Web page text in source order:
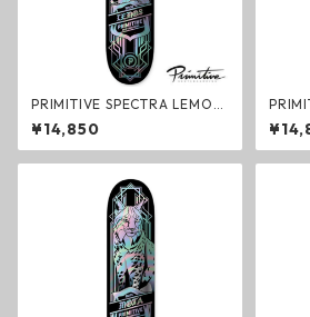
PRIMITIVE SPECTRA LEMOS
GORILLA Deck デッキ スケー
トボード プリミティブ
¥14,850
ケー